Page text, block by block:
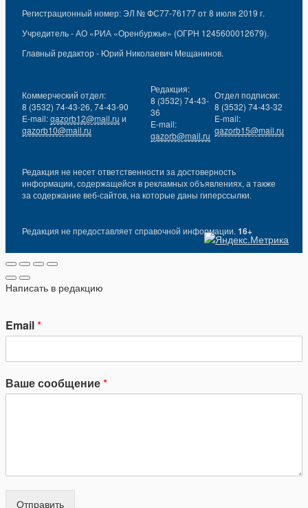
Регистрационный номер: ЭЛ № ФС77-76177 от 8 июля 2019 г.
Учредитель - АО «РИА «Оренбуржье» (ОГРН 1245600012679).
Главный редактор - Юрий Николаевич Мещанинов.
Коммерческий отдел:
8 (3532) 74-43-26, 74-43-90
E-mail:gazorb12@mail.ru и
gazorb10@mail.ru
Редакция:
8 (3532) 74-43-
36
E-mail:
gazorb@mail.ru
Отдел подписки:
8 (3532) 74-43-32
E-mail:
gazorb15@mail.ru
Редакция не несет ответственности за достоверность
информации, содержащейся в рекламных объявлениях, а также
за содержание веб-сайтов, на которые даны гиперссылки.
Редакция не предоставляет справочной информации. 16+
Написать в редакцию
Email*
Ваше сообщение*
Отправить